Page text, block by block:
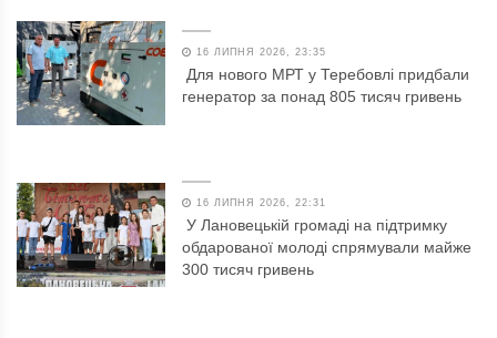
16 ЛИПНЯ 2026, 23:35
Для нового МРТ у Теребовлі придбали
генератор за понад 805 тисяч гривень
16 ЛИПНЯ 2026, 22:31
У Лановецькій громаді на підтримку
обдарованої молоді спрямували майже
300 тисяч гривень